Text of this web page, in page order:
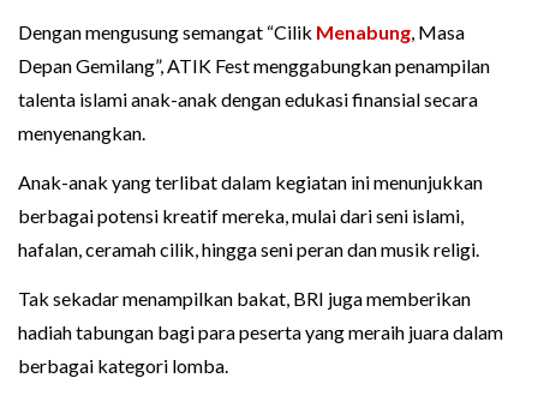
Dengan mengusung semangat “Cilik Menabung, Masa
Depan Gemilang”, ATIK Fest menggabungkan penampilan
talenta islami anak-anak dengan edukasi finansial secara
menyenangkan.
Anak-anak yang terlibat dalam kegiatan ini menunjukkan
berbagai potensi kreatif mereka, mulai dari seni islami,
hafalan, ceramah cilik, hingga seni peran dan musik religi.
Tak sekadar menampilkan bakat, BRI juga memberikan
hadiah tabungan bagi para peserta yang meraih juara dalam
berbagai kategori lomba.